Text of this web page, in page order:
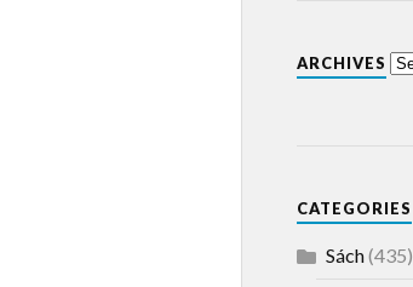
ARCHIVES
CATEGORIES
Sách(435)